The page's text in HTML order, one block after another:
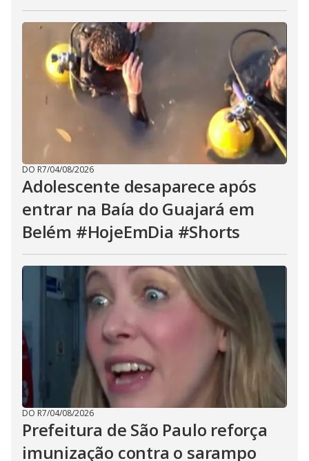
DO R7/04/08/2026
Adolescente desaparece após
entrar na Baía do Guajará em
Belém #HojeEmDia #Shorts
DO R7/04/08/2026
Prefeitura de São Paulo reforça
imunização contra o sarampo